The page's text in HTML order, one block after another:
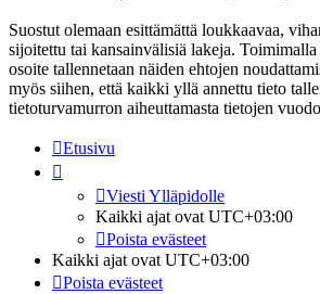
Suostut olemaan esittämättä loukkaavaa,
sijoitettu tai kansainvälisiä lakeja.
osoite tallennetaan näiden ehtojen
myös siihen, että kaikki yllä annettu tieto
tietoturvamurron aiheuttamasta tietojen
Etusivu
Viesti Ylläpidolle
Kaikki ajat ovat UTC+03:00
Poista evästeet
Kaikki ajat ovat UTC+03:00
Poista evästeet